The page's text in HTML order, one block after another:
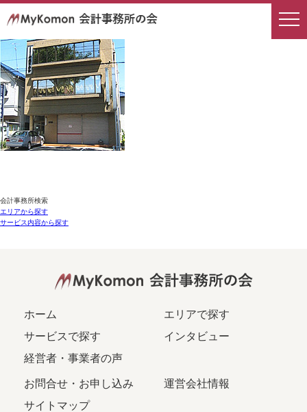
会計事務所検索
エリアから探す
サービス内容から探す
ホーム
エリアで探す
サービスで探す
インタビュー
経営者・事業者の声
お問合せ・お申し込み
運営会社情報
サイトマップ